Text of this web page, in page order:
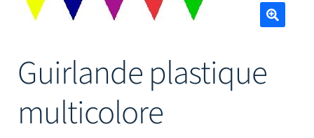
Mâts
Guirlande plastique
multicolore